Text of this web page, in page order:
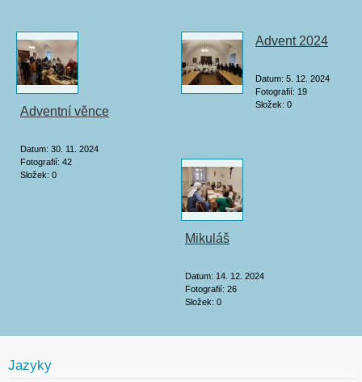
Adventní věnce
Datum: 30. 11. 2024
Fotografií: 42
Složek: 0
Advent 2024
Datum: 5. 12. 2024
Fotografií: 19
Složek: 0
Mikuláš
Datum: 14. 12. 2024
Fotografií: 26
Složek: 0
Jazyky